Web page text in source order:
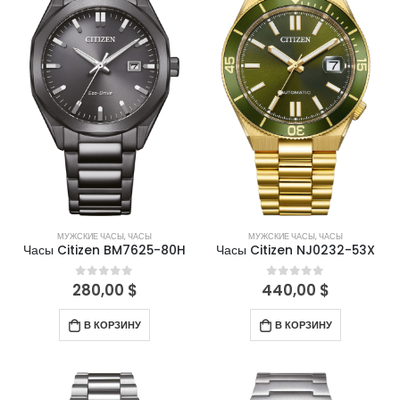
МУЖСКИЕ ЧАСЫ,ЧАСЫ
Часы Citizen BM7625-80H
0out of 5
280,00 $
В КОРЗИНУ
МУЖСКИЕ ЧАСЫ,ЧАСЫ
Часы Citizen NJ0232-53X
0 out of 5
440,00 $
В КОРЗИНУ